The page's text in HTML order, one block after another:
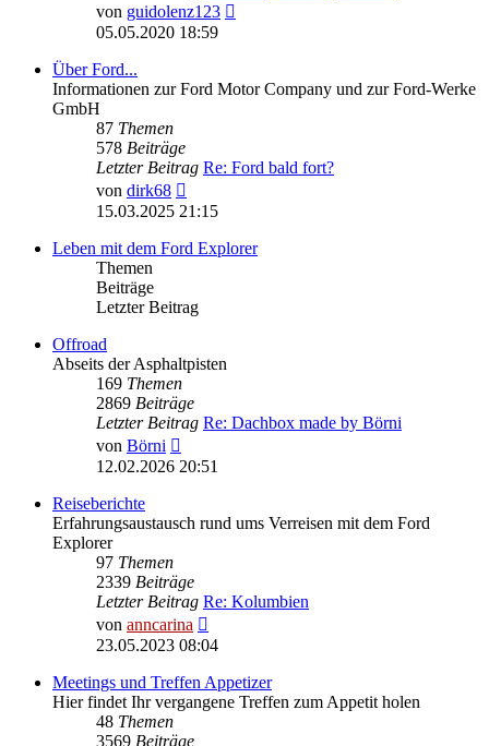
von guidolenz123
05.05.2020 18:59
Über Ford...
Informationen zur Ford Motor Company und zur Ford-Werke
GmbH
87 Themen
578 Beiträge
Letzter Beitrag Re: Ford bald fort?
von dirk68
Beitrag
15.03.2025 21:15
Leben mit dem Ford Explorer
Themen
Beiträge
Letzter Beitrag
Offroad
Abseits der Asphaltpisten
169 Themen
2869 Beiträge
Letzter Beitrag Re: Dachbox made by Börni
von Börni
Beitrag
12.02.2026 20:51
Reiseberichte
Erfahrungsaustausch rund ums Verreisen mit dem Ford
Explorer
97 Themen
2339 Beiträge
Letzter Beitrag Re: Kolumbien
von anncarina
Beitrag
23.05.2023 08:04
Meetings und Treffen Appetizer
Hier findet Ihr vergangene Treffen zum Appetit holen
48 Themen
3569 Beiträge